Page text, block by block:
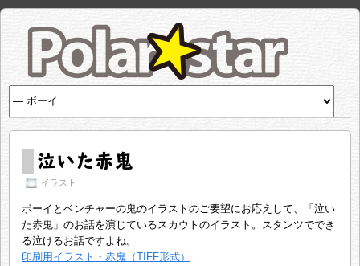
泣いた赤鬼
イラスト
ボーイとベンチャーの鬼のイラストのご要望にお応えして、「泣い
た赤鬼」のお話を演じているスカウトのイラスト。スタンツででき
る泣けるお話ですよね。
印刷用イラスト・赤鬼（TIFF形式）